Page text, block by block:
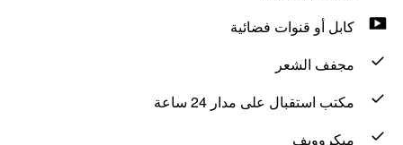
كابل أو قنوات فضائية
مجفف الشعر
مكتب استقبال على مدار 24 ساعة
ميكروويف